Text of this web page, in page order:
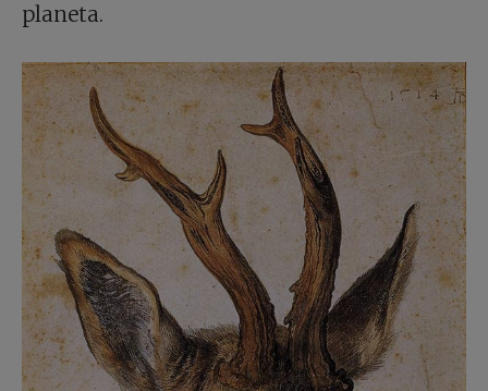
planeta.